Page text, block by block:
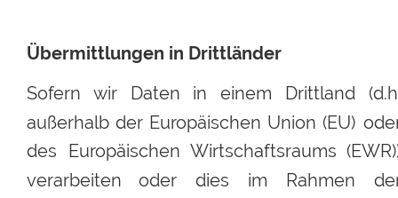
Übermittlungen in Drittländer
Sofern
wir Daten in einem Drittland
außerhalb der Europäischen Union (EU)
des
Europäischen Wirtschaftsraums
verarbeiten
oder dies im Rahmen